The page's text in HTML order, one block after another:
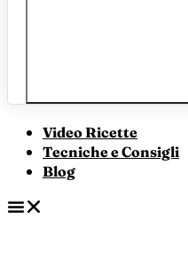
Video Ricette
Tecniche e Consigli
Blog